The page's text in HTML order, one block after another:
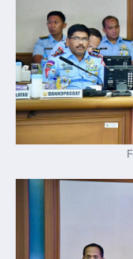
Menteri
Program
hingga 28
dan
KASAU
Integritas
Menlu
Lebih
Stabilitas
Menlu RI
ASEAN
Kerja
BI
Stabilitas
Kepala